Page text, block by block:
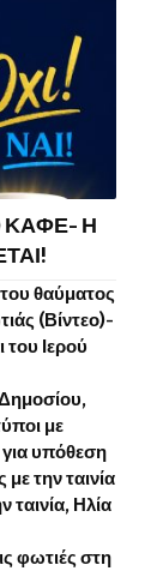
ΚΑΦΕ- Η
θαύματος
(Βίντεο)-
Ιερού
με
υπόθεση
την ταινία
ταινία, Ηλία
φωτιές στη